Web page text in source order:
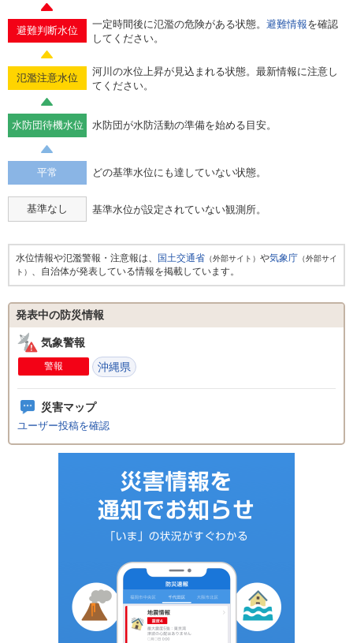
避難判断水位
一定時間後に氾濫の危険がある状態。 避難情報を確認
してください。
氾濫注意水位
河川の水位上昇が見込まれる状態。最新情報に注意し
てください。
水防団待機水位 水防団が水防活動の準備を始める目安。
平常 どの基準水位にも達していない状態。
基準なし 基準水位が設定されていない観測所。
水位情報や氾濫警報・注意報は、 国土交通省 （外部サイト） や気象庁 （外部サイ
ト） 、自治体が発表している情報を掲載しています。
発表中の防災情報
気象警報
警報 沖縄県
災害マップ
ユーザー投稿を確認